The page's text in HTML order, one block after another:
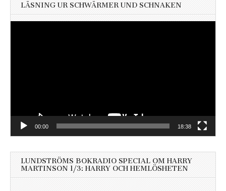
LÄSNING UR SCHWÄRMER UND SCHNAKEN
00:00 18:38
LUNDSTRÖMS BOKRADIO SPECIAL OM HARRY
MARTINSON 1/3: HARRY OCH HEMLÖSHETEN